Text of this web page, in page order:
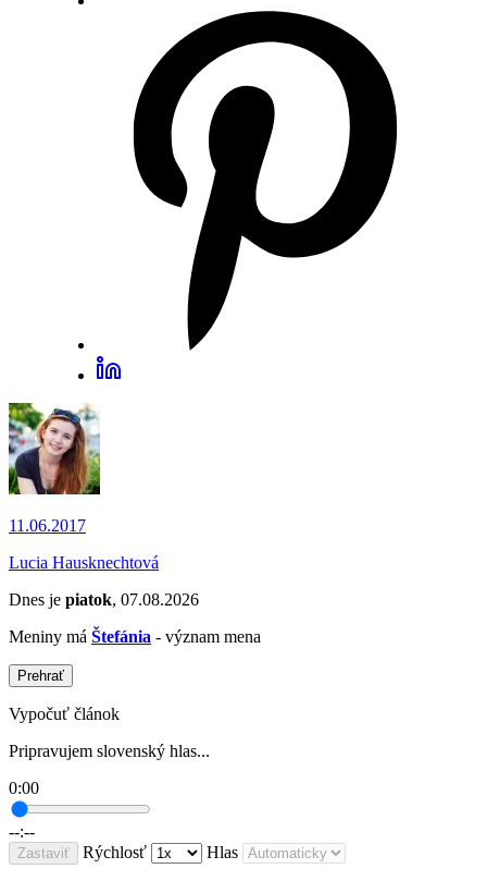
11.06.2017
Lucia Hausknechtová
Dnes je piatok, 07.08.2026
Meniny má Štefánia - význam mena
Prehrať
Vypočuť článok
Pripravujem slovenský hlas...
0:00
--:--
Zastaviť Rýchlosť Hlas